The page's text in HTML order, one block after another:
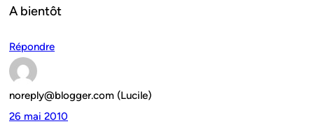
A bientôt
Répondre
noreply@blogger.com (Lucile)
26 mai 2010